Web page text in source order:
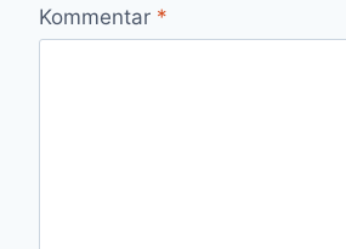
Kommentar *